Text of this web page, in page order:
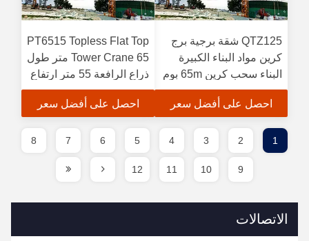
QTZ125 شقة برجية برج
كرين مواد البناء الكبيرة
البناء سحب كرين 65m بوم
احصل على أفضل سعر
PT6515 Topless Flat Top
Tower Crane 65 متر طول
ذراع الرافعة 55 متر ارتفاع
10 طن تحميل
احصل على أفضل سعر
1
2
3
4
5
6
7
8
9
10
11
12
الاتصالات